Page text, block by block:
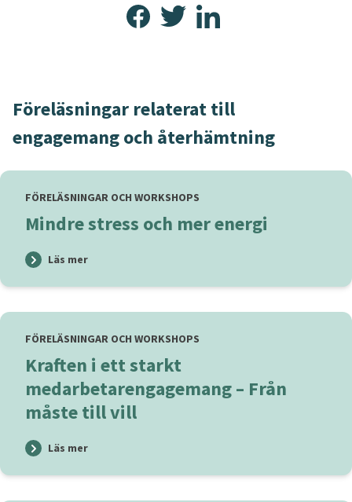
Föreläsningar relaterat till
engagemang och återhämtning
FÖRELÄSNINGAR OCH WORKSHOPS
Mindre stress och mer energi
Läs mer
FÖRELÄSNINGAR OCH WORKSHOPS
Kraften i ett starkt
medarbetarengagemang – Från
måste till vill
Läs mer